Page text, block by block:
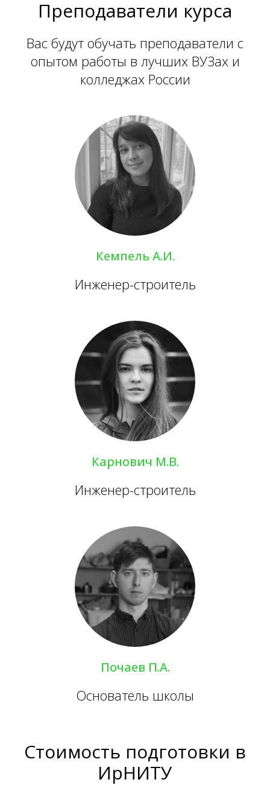
Преподаватели курса
Вас будут обучать преподаватели с
опытом работы в лучших ВУЗах и
колледжах России
Кемпель А.И.
Инженер-строитель
Карнович М.В.
Инженер-строитель
Почаев П.А.
Основатель школы
Стоимость подготовки в
ИрНИТУ